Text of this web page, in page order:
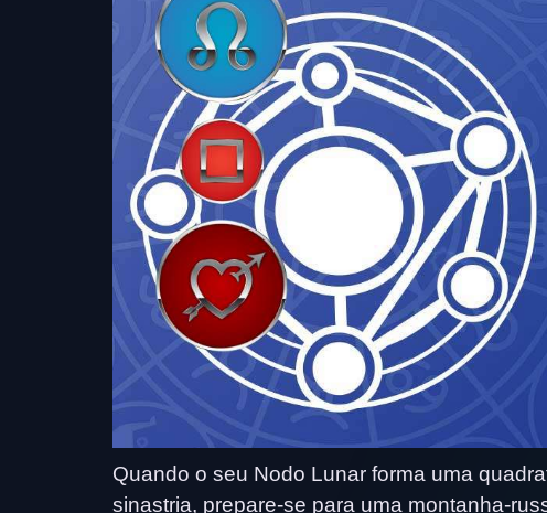
Quando o seu Nodo Lunar forma uma
sinastria, prepare-se para uma montanha-